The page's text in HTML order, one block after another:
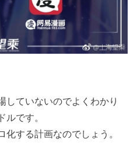
していないのでよくわかり
ルです。
化する計画なのでしょう。